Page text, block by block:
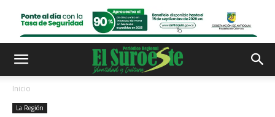
Inicio
La Región